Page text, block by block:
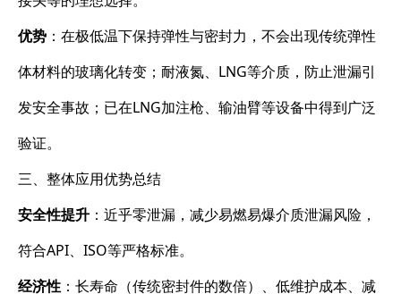
优势 ：在极低温下保持弹性与密封力，不会出现传统弹性
体材料的玻璃化转变；耐液氮、LNG等介质，防止泄漏引
发安全事故；已在LNG加注枪、输油臂等设备中得到广泛
验证。
三、整体应用优势总结
安全性提升 ：近乎零泄漏，减少易燃易爆介质泄漏风险，
符合API、ISO等严格标准。
经济性 ：长寿命（传统密封件的数倍）、低维护成本、减